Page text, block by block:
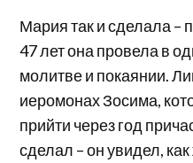
Мария так и сделала –
47 лет она провела в
молитве и покаянии.
иеромонах Зосима,
прийти через год
сделал – он увидел,